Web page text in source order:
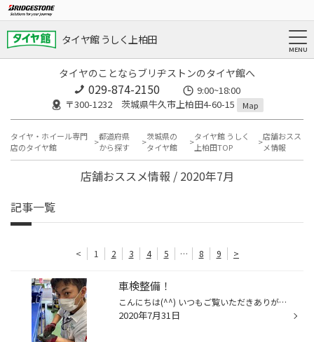
タイヤ館 うしく上柏田
タイヤのことならブリヂストンのタイヤ館へ
029-874-2150
9:00~18:00
〒300-1232 茨城県牛久市上柏田4-60-15
Map
タイヤ・ホイール専門
店のタイヤ館
都道府県
から探す
茨城県の
タイヤ館
タイヤ館 うしく
上柏田TOP
店舗おスス
メ情報
店舗おススメ情報 / 2020年7月
記事一覧
< 1 2 3 4 5 … 8 9 >
車検整備！
こんにちは(^^) いつもご覧いただきありがとうございます( ^ω^ ) 今日は車検をご依頼いただいている車両が3台程有りましたので順番に作業をさせていただきました(o^^o) 本当に車検を任せていただきありがとうございます(≧∀≦) 木村店長はブレーキのパッドを研磨してますね！ 角が立ってしまうと異音...
2020年7月31日